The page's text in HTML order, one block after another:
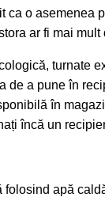
o asemenea
ar fi mai mult
turnate
de a pune în
în
încă un
apă